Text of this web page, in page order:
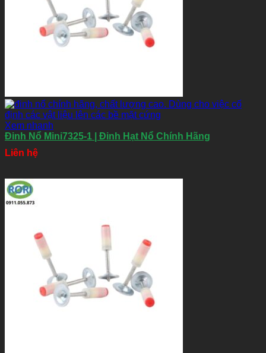
Xem nhanh
Đinh Nổ Mini7325-1 | Đinh Hạt Nổ Chính Hãng
Liên hệ